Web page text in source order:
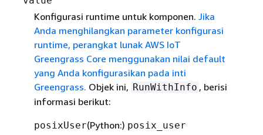
Konfigurasi runtime untuk komponen. Jika
Anda menghilangkan parameter konfigurasi
runtime, perangkat lunak AWS IoT
Greengrass Core menggunakan nilai default
yang Anda konfigurasikan pada inti
Greengrass. Objek ini, RunWithInfo , berisi
informasi berikut:
posixUser(Python:) posix_user